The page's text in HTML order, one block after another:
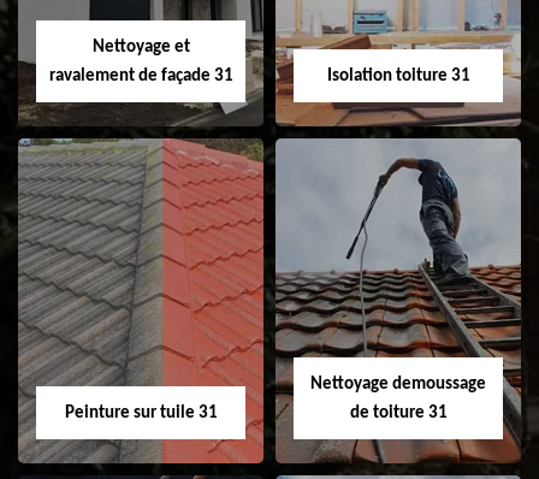
Velux 31
Nettoyage et
ravalement de façade 31
Nettoyage et
ravalement de
façade 31
Isolation toiture 31
Isolation toiture 31
Peinture sur tuile 31
Nettoyage demoussage
de toiture 31